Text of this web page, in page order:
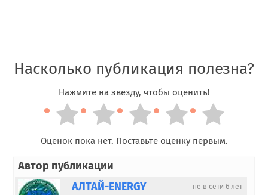
Насколько публикация полезна?
Нажмите на звезду, чтобы оценить!
Оценок пока нет. Поставьте оценку первым.
Автор публикации
не в сети 6 лет
АЛТАЙ-ENERGY